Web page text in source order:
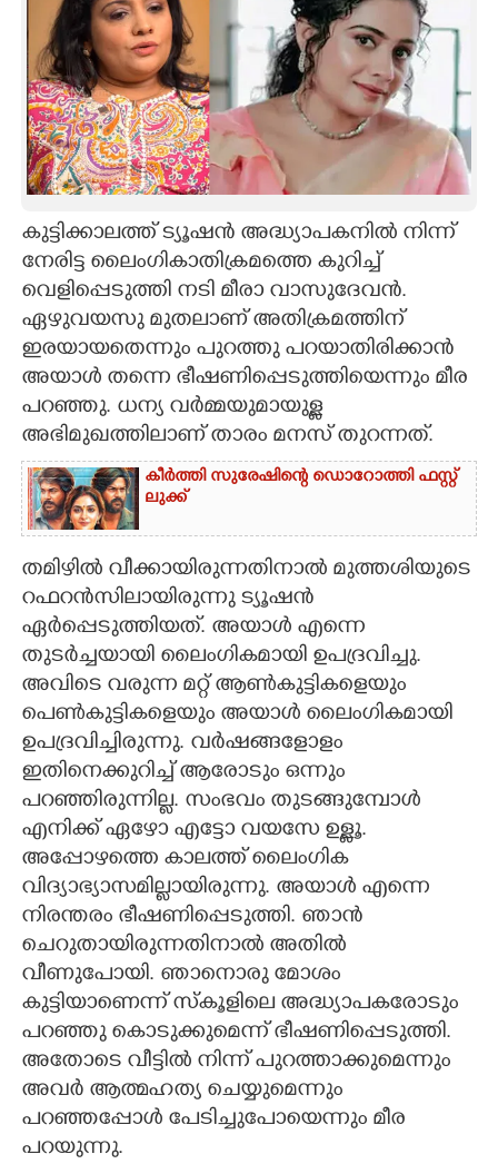
INFO+
ART
ASTRO
CARTOONS
LITERATURE
ZOOM
CONTACT US
കുട്ടിക്കാലത്ത് ട്യൂഷൻ അദ്ധ്യാപകനിൽ നിന്ന്
നേരിട്ട ലൈംഗികാതിക്രമത്തെ കുറിച്ച്
വെളിപ്പെടുത്തി നടി മീരാ വാസുദേവൻ.
ഏഴുവയസു മുതലാണ് അതിക്രമത്തിന്
ഇരയായതെന്നും പുറത്തു പറയാതിരിക്കാൻ
അയാൾ തന്നെ ഭീഷണിപ്പെടുത്തിയെന്നും മീര
പറഞ്ഞു. ധന്യ വർമ്മയുമായുള്ള
അഭിമുഖത്തിലാണ് താരം മനസ് തുറന്നത്.
കീർത്തി സുരേഷിന്റെ ഡൊറോത്തി ഫസ്റ്റ്
ലുക്ക്
തമിഴിൽ വീക്കായിരുന്നതിനാൽ മുത്തശിയുടെ
റഫറൻസിലായിരുന്നു ട്യൂഷൻ
ഏർപ്പെടുത്തിയത്. അയാൾ എന്നെ
തുടർച്ചയായി ലൈംഗികമായി ഉപദ്രവിച്ചു.
അവിടെ വരുന്ന മറ്റ് ആൺകുട്ടികളെയും
പെൺകുട്ടികളെയും അയാൾ ലൈംഗികമായി
ഉപദ്രവിച്ചിരുന്നു. വർഷങ്ങളോളം
ഇതിനെക്കുറിച്ച് ആരോടും ഒന്നും
പറഞ്ഞിരുന്നില്ല. സംഭവം തുടങ്ങുമ്പോൾ
എനിക്ക് ഏഴോ എട്ടോ വയസേ ഉള്ളൂ.
അപ്പോഴത്തെ കാലത്ത് ലൈംഗിക
വിദ്യാഭ്യാസമില്ലായിരുന്നു. അയാൾ എന്നെ
നിരന്തരം ഭീഷണിപ്പെടുത്തി. ഞാൻ
ചെറുതായിരുന്നതിനാൽ അതിൽ
വീണുപോയി. ഞാനൊരു മോശം
കുട്ടിയാണെന്ന് സ്കൂളിലെ അദ്ധ്യാപകരോടും
പറഞ്ഞു കൊടുക്കുമെന്ന് ഭീഷണിപ്പെടുത്തി.
അതോടെ വീട്ടിൽ നിന്ന് പുറത്താക്കുമെന്നും
അവർ ആത്മഹത്യ ചെയ്യുമെന്നും
പറഞ്ഞപ്പോൾ പേടിച്ചുപോയെന്നും മീര
പറയുന്നു.